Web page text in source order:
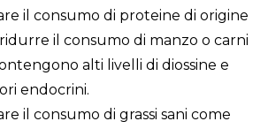
il consumo di proteine di origine
il consumo di manzo o carni
alti livelli di diossine e
endocrini.
il consumo di grassi sani come